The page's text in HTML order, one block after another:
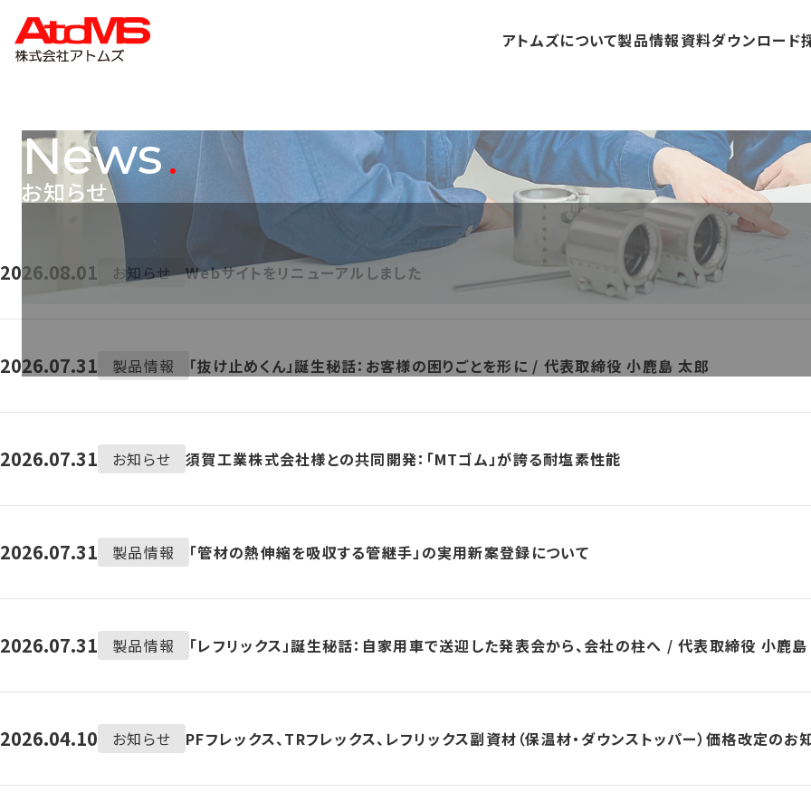
アトムズについて製品情報資料ダウンロード
News
お知らせ
2026.08.01 お知らせ Webサイトをリニューアルしました
2026.07.31 製品情報 「抜け止めくん」誕生秘話：お客様の困りごとを形に / 代表取締役 小鹿島 太郎
2026.07.31 お知らせ 須賀工業株式会社様との共同開発：「MTゴム」が誇る耐塩素性能
2026.07.31 製品情報 「管材の熱伸縮を吸収する管継手」の実用新案登録について
2026.07.31 製品情報 「レフリックス」誕生秘話：自家用車で送迎した発表会から、会社の柱へ / 代表取締役 小鹿
2026.04.10 お知らせ PFフレックス、TRフレックス、レフリックス副資材（保温材・ダウンストッパー）価格改定のお